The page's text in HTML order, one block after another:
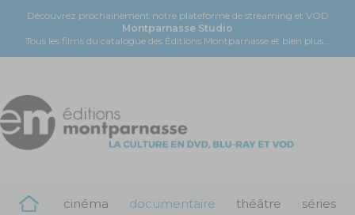
Découvrez prochainement notre plateforme de streaming et VOD
Montparnasse Studio
Tous les films du catalogue des Éditions Montparnasse et bien plus...
cinéma documentaire théâtre séries